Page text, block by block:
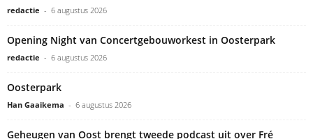
redactie - 6 augustus 2026
Opening Night van Concertgebouworkest in Oosterpark
redactie - 6 augustus 2026
Oosterpark
Han Gaaikema - 6 augustus 2026
Geheugen van Oost brengt tweede podcast uit over Fré